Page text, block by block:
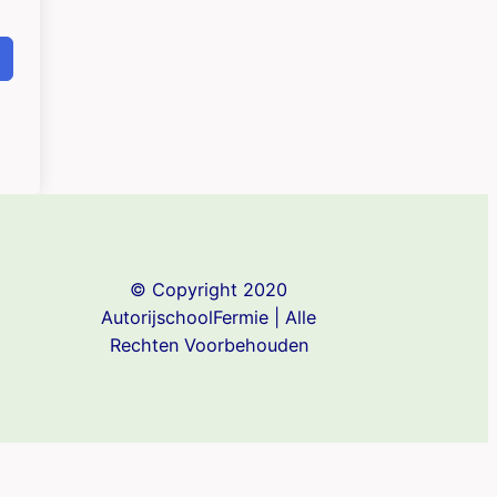
© Copyright 2020
AutorijschoolFermie | Alle
Rechten Voorbehouden